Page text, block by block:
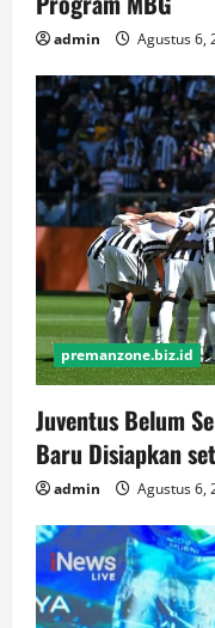
admin Agustus 6,
premanzone.biz.id
Juventus Belum
Baru Disiapkan
admin Agustus 6,